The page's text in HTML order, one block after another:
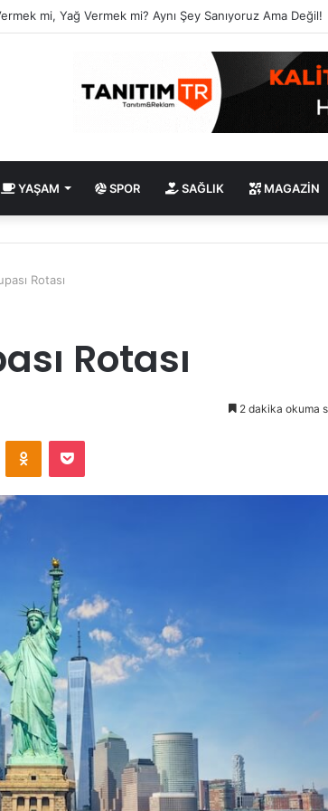
mi, Yağ Vermek mi? Aynı Şey Sanıyoruz Ama Değil!
YAŞAM SPOR SAĞLIK MAGAZIN
Rotası
Rotası
2 dakika okuma
Odnoklassniki
Pocket